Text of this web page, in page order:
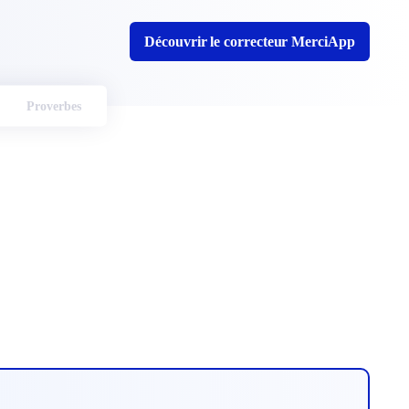
Découvrir le correcteur MerciApp
Proverbes